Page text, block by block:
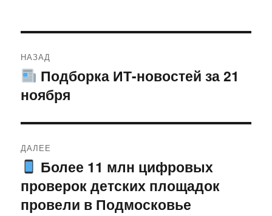
по
записям
НАЗАД
Предыдущая
запись:
Подборка ИТ-новостей за 21
ноября
ДАЛЕЕ
Следующая
запись:
Более 11 млн цифровых
проверок детских площадок
провели в Подмосковье